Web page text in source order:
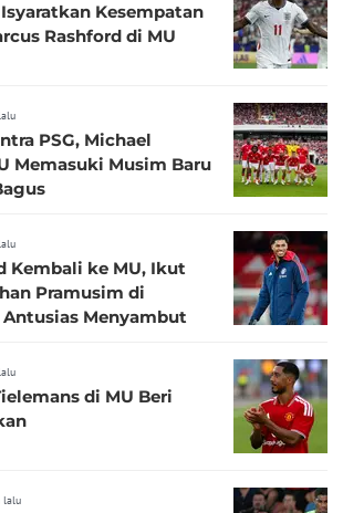
Kesempatan
Rashford di MU
PSG, Michael
Memasuki Musim Baru
Kembali ke MU, Ikut
Pramusim di
Menyambut
di MU Beri
lalu